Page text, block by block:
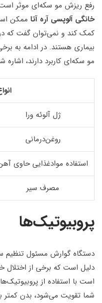
رفع ریزش مو سکه‌ای موثر
خانگی آلوپسی آره آتا ممکن
کمک کند و نمی‌توان گفت که
بیماری هستند. در ادامه به
مو سکه‌ای کاربرد دارند،
ژل آلوئه ورا
روغن‌درمانی
استفاده موادغذایی حاوی
مصرف سیر
پروبیوتیک‌ها
دستگاه گوارش مسئول
دلیل است که برخی از اختلال
است با استفاده از
شما تقویت می‌شود، بدن